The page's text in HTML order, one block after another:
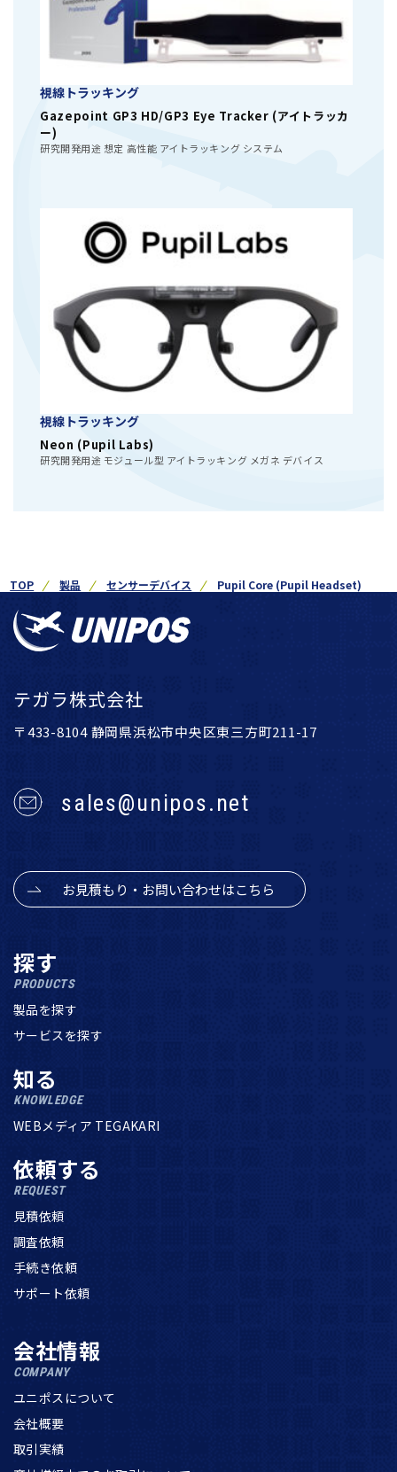
視線トラッキング
Gazepoint GP3 HD/GP3 Eye Tracker (アイトラッカ
ー)
研究開発用途 想定 高性能 アイトラッキング システム
視線トラッキング
Neon (Pupil Labs)
研究開発用途 モジュール型 アイトラッキング メガネ デバイス
TOP 製品 センサーデバイス Pupil Core (Pupil Headset)
テガラ株式会社
〒433-8104 静岡県浜松市中央区東三方町211-17
sales@unipos.net
お見積もり・お問い合わせはこちら
探す
PRODUCTS
製品を探す
サービスを探す
知る
KNOWLEDGE
WEBメディア TEGAKARI
依頼する
REQUEST
見積依頼
調査依頼
手続き依頼
サポート依頼
会社情報
COMPANY
ユニポスについて
会社概要
取引実績